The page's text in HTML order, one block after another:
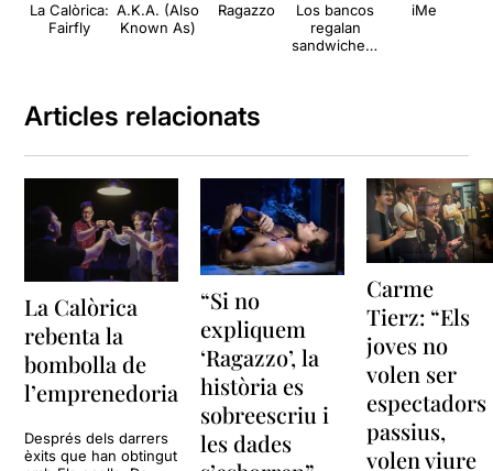
La Calòrica:
Fairfly
A.K.A. (Also
Known As)
Ragazzo
Los bancos
regalan
sandwichera
iMe
Articles relacionats
La Calòrica
rebenta la
bombolla de
l’emprenedoria
Després dels darrers
èxits que han obtingut
“Si no
expliquem
‘Ragazzo’, la
història es
sobreescriu i
les dades
Carme
Tierz: “Els
joves no
volen ser
espectadors
passius,
volen viure